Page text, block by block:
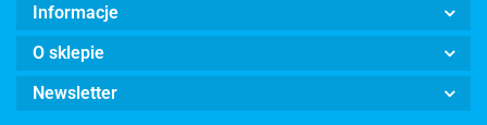
Informacje
O sklepie
Newsletter